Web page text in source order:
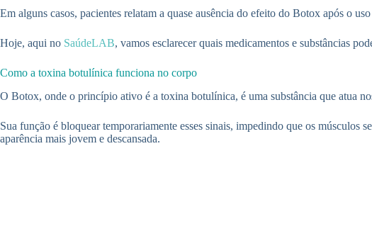
Em alguns casos, pacientes relatam a quase ausência do efeito do Botox após o
Hoje, aqui no SaúdeLAB, vamos esclarecer quais medicamentos e substâncias
Como a toxina botulínica funciona no corpo
O Botox, onde o princípio ativo é a toxina botulínica, é uma substância que atua
Sua função é bloquear temporariamente esses sinais, impedindo que os músculos
aparência mais jovem e descansada.